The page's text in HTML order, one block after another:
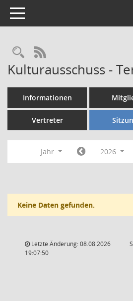
Toggle navigation
Rechercheauswahl
RSS-Feed
Kulturausschuss -
Informationen
Vertreter
Jahr 2026
Keine Daten gefunden.
Letzte Änderung: 08.08.2026
19:07:50